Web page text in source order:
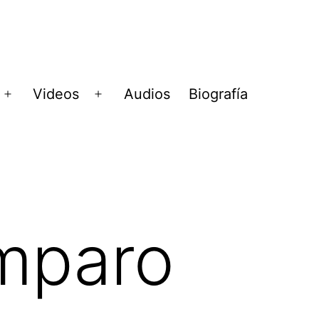
Abrir
Videos
Abrir
Audios Biografía